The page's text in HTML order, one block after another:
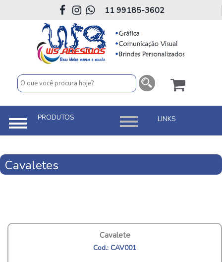
11 99185-3602
Cavaletes
Cavalete
Cod.: CAV001